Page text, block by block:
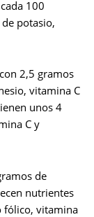
100
potasio,
2,5 gramos
vitamina C
unos 4
C y
de
nutrientes
fólico, vitamina